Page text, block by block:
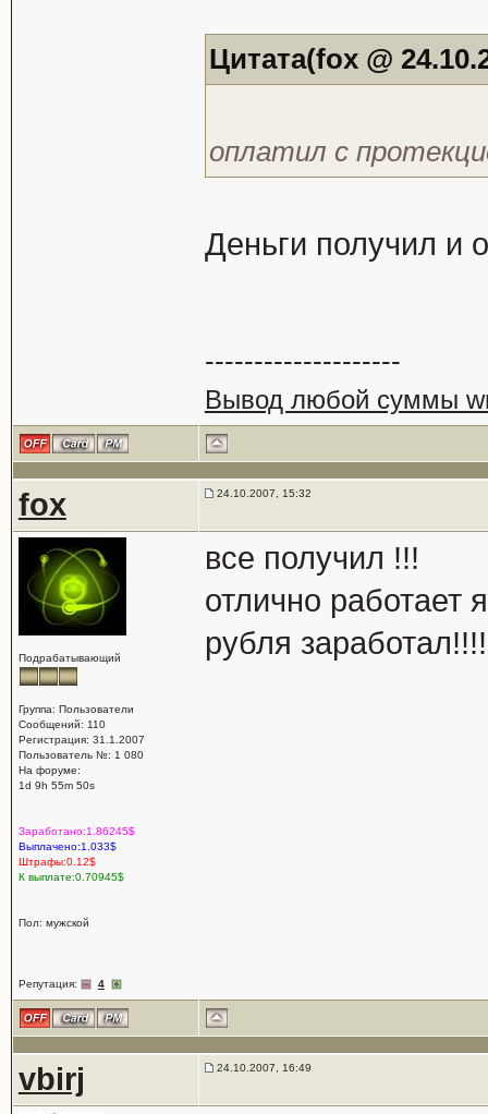
Цитата(fox @
оплатил с
Деньги получил и
--------------------
Вывод любой суммы
fox 24.10.2007, 15:32
Подрабатывающий
Группа: Пользователи
Сообщений: 110
Регистрация: 31.1.2007
Пользователь №: 1 080
На форуме:
1d 9h 55m 50s
Заработано:1.86245$
Выплачено:1.033$
Штрафы:0.12$
К выплате:0.70945$
Пол: мужской
Репутация: 4
все получил !!!
отлично работает
рубля заработал!!!!
vbirj 24.10.2007, 16:49